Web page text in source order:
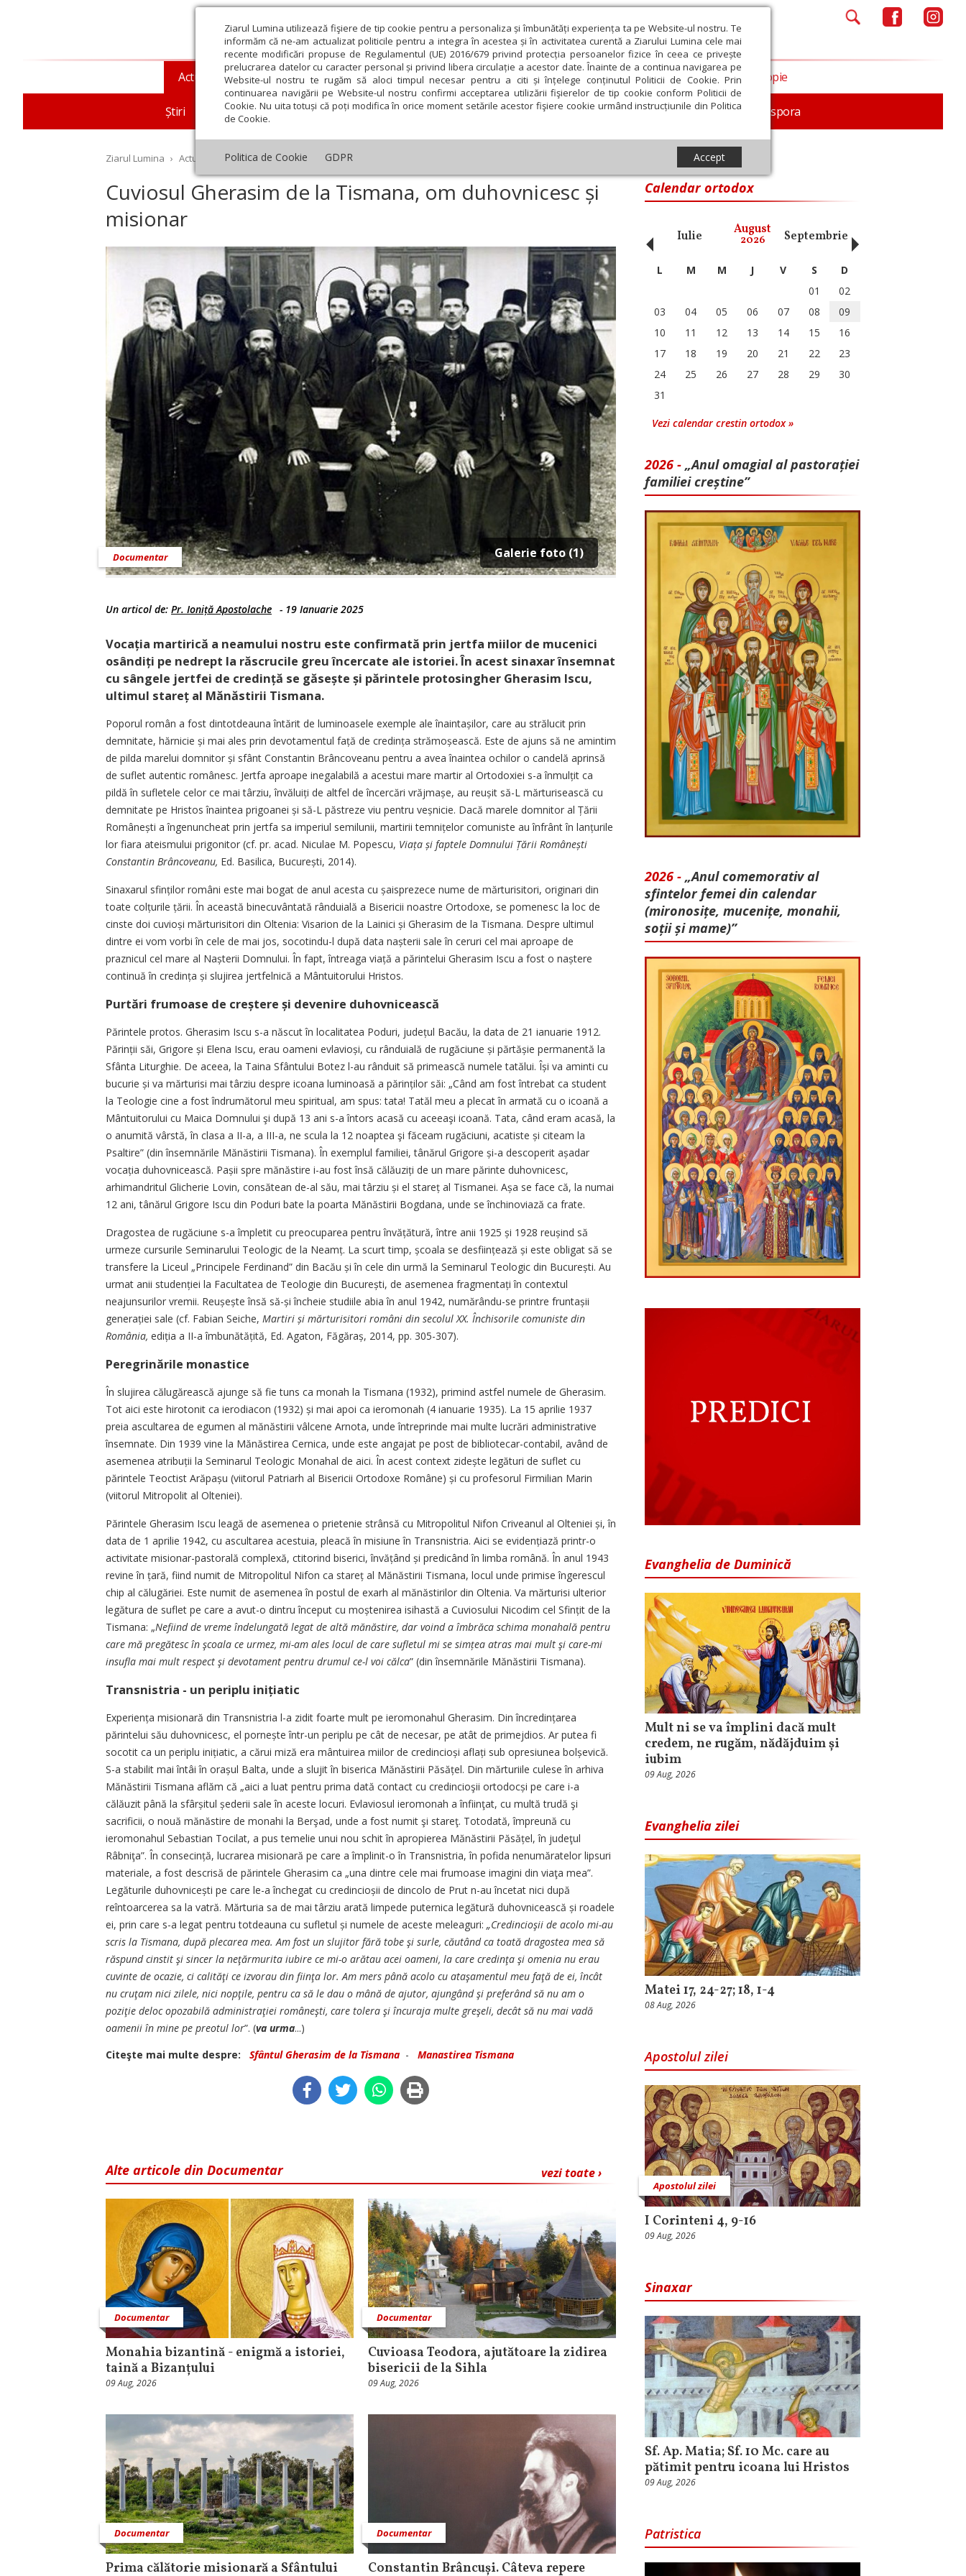
Ziarul Lumina utilizează fişiere de tip cookie pentru a personaliza și îmbunătăți experiența ta pe Website-ul nostru. Te
informăm că ne-am actualizat politicile pentru a integra în acestea și în activitatea curentă a Ziarului Lumina cele mai
recente modificări propuse de Regulamentul (UE) 2016/679 privind protecția persoanelor fizice în ceea ce privește
prelucrarea datelor cu caracter personal și privind libera circulație a acestor date. Înainte de a continua navigarea pe
Website-ul nostru te rugăm să aloci timpul necesar pentru a citi și înțelege conținutul Politicii de Cookie. Prin
continuarea navigării pe Website-ul nostru confirmi acceptarea utilizării fişierelor de tip cookie conform Politicii de
Cookie. Nu uita totuși că poți modifica în orice moment setările acestor fişiere cookie urmând instrucțiunile din Politica
de Cookie.
Politica de Cookie GDPR Accept
Actualitate religioasă
Știri Mesaje și cuvântări An omagial Comunicate de presă Documentar In memoriam Diaspora
Teologie și spiritualitate Educaţie și Cultură Societate Opinii Filantropie
Ziarul Lumina › Actualitate religioasă › Documentar › Cuviosul Gherasim de la Tismana, om duhovnicesc și misionar
Cuviosul Gherasim de la Tismana, om duhovnicesc și
misionar
Galerie foto (1)
Documentar
Un articol de: Pr. Ioniță Apostolache - 19 Ianuarie 2025
Vocația martirică a neamului nostru este confirmată prin jertfa miilor de mucenici
osândiți pe nedrept la răscrucile greu încercate ale istoriei. În acest sinaxar însemnat
cu sângele jertfei de credință se găsește și părintele protosingher Gherasim Iscu,
ultimul stareț al Mănăstirii Tismana.
Poporul român a fost dintotdeauna întărit de luminoasele exemple ale înainta­șilor, care au strălucit prin
demnitate, hărnicie și mai ales prin devotamentul față de credința stră­moșească. Este de ajuns să ne amintim
de pilda marelui domnitor și sfânt Constantin Brâncoveanu pentru a avea înaintea ochilor o candelă aprinsă
de suflet autentic românesc. Jertfa aproape inegalabilă a acestui mare martir al Ortodoxiei s-a înmulțit ca
pildă în sufletele celor ce mai târziu, învăluiți de altfel de încercări vrăjmașe, au reușit să-L mărturisească cu
demnitate pe Hristos înaintea prigoanei și să-L păstreze viu pentru veș­nicie. Dacă marele domnitor al Țării
Românești a îngenuncheat prin jertfa sa imperiul semilunii, martirii temni­țelor comuniste au înfrânt în lanțurile
lor fiara ateismului prigonitor (cf. pr. acad. Niculae M. Popescu, Viața și faptele Domnului Țării Românești
Constantin Brâncoveanu, Ed. Basilica, București, 2014).
Sinaxarul sfinților români este mai bogat de anul acesta cu șaisprezece nume de mărturisitori, originari din
toate colțurile țării. În această binecuvântată rânduială a Bisericii noastre Ortodoxe, se pomenesc la loc de
cinste doi cuvioși mărturisitori din Oltenia: Visarion de la Lainici și Gherasim de la Tismana. Despre ultimul
dintre ei vom vorbi în cele de mai jos, socotindu-l după data nașterii sale în ceruri cel mai aproape de
praznicul cel mare al Nașterii Domnului. În fapt, întreaga viață a părintelui Gherasim Iscu a fost o naștere
continuă în credința și slujirea jertfelnică a Mântuitorului Hristos.
Purtări frumoase de creștere și devenire duhovnicească
Părintele protos. Gherasim Iscu s-a născut în localitatea Poduri, județul Bacău, la data de 21 ianuarie 1912.
Părinții săi, Grigore și Elena Iscu, erau oameni evlavioși, cu rânduială de rugăciune și părtășie permanentă la
Sfânta Liturghie. De aceea, la Taina Sfântului Botez l-au rânduit să primească numele tatălui. Își va aminti cu
bucurie și va mărturisi mai târziu despre icoana luminoasă a părinților săi: „Când am fost întrebat ca student
la Teologie cine a fost îndrumătorul meu spiritual, am spus: tata! Tatăl meu a plecat în armată cu o icoană a
Mântuitorului cu Maica Domnului şi după 13 ani s-a întors acasă cu aceeaşi icoană. Tata, când eram acasă, la
o anumită vârstă, în clasa a II-a, a III-a, ne scula la 12 noaptea şi făceam rugăciuni, acatiste și citeam la
Psaltire” (din însemnările Mănăstirii Tismana). În exemplul familiei, tânărul Grigore și-a descoperit așadar
vocația duhovnicească. Pașii spre mănăstire i-au fost însă călăuziți de un mare părinte duhovnicesc,
arhimandritul Glicherie Lovin, consătean de-al său, mai târziu și el stareț al Tismanei. Așa se face că, la numai
12 ani, tânărul Grigore Iscu din Poduri bate la poarta Mănăstirii Bogdana, unde se închinoviază ca frate.
Dragostea de rugăciune s-a împletit cu preocuparea pentru învățătură, între anii 1925 și 1928 reușind să
urmeze cursurile Seminarului Teologic de la Neamț. La scurt timp, școala se desfiin­țează și este obligat să se
transfere la Liceul „Principele Ferdinand” din Bacău și în cele din urmă la Seminarul Teologic din Bucu­rești. Au
urmat anii stu­denției la Facultatea de Teologie din Bucu­rești, de asemenea frag­men­tați în contextul
neajunsurilor vremii. Reușește însă să-și încheie studiile abia în anul 1942, numărându-se printre fruntașii
gene­rației sale (cf. Fabian Seiche, Martiri și mărturisitori români din secolul XX. Închisorile comuniste din
România, ediția a II-a îmbu­nătățită, Ed. Agaton, Făgăraș, 2014, pp. 305-307).
Peregrinările monastice
În slujirea călugărească ajunge să fie tuns ca monah la Tismana (1932), primind astfel numele de Gherasim.
Tot aici este hirotonit ca ierodiacon (1932) și mai apoi ca ieromonah (4 ianuarie 1935). La 15 aprilie 1937
preia ascultarea de egumen al mănăstirii vâlcene Arnota, unde întreprinde mai multe lucrări administrative
însemnate. Din 1939 vine la Mănăstirea Cernica, unde este angajat pe post de bibliotecar-contabil, având de
asemenea atribuții la Seminarul Teologic Monahal de aici. În acest context zidește legături de suflet cu
părintele Teoctist Arăpașu (viitorul Patriarh al Bisericii Ortodoxe Române) și cu profesorul Firmilian Marin
(viitorul Mitropolit al Olteniei).
Părintele Gherasim Iscu leagă de asemenea o prietenie strânsă cu Mitropolitul Nifon Criveanul al Olteniei și, în
data de 1 aprilie 1942, cu ascultarea acestuia, pleacă în misiune în Transnistria. Aici se evidențiază printr-o
activitate misionar-pastorală complexă, ctitorind biserici, învățând și predicând în limba română. În anul 1943
revine în țară, fiind numit de Mitropolitul Nifon ca stareț al Mănăstirii Tismana, locul unde primise îngerescul
chip al călugăriei. Este numit de ­asemenea în postul de exarh al mănăstirilor din Oltenia. Va mărturisi ulterior
legătura de suflet pe care a avut-o dintru început cu moște­nirea isihastă a Cuviosului Nicodim cel Sfințit de la
Tismana: „Nefiind de vreme îndelungată legat de altă mănăstire, dar voind a îmbrăca schima monahală pentru
care mă pregătesc în şcoala ce urmez, mi-am ales locul de care sufletul mi se simțea atras mai mult şi care-mi
insufla mai mult respect şi devotament pentru drumul ce-l voi călca” (din însemnările ­Mănăstirii Tismana).
Transnistria - un periplu inițiatic
Experiența misionară din Transnistria l-a zidit foarte mult pe ieromonahul Gherasim. Din încredințarea
părintelui său duhovnicesc, el pornește într-un periplu pe cât de necesar, pe atât de primejdios. Ar putea fi
socotit ca un periplu inițiatic, a cărui miză era mântuirea miilor de credincioși aflați sub opresiunea bolșevică.
S-a stabilit mai întâi în orașul Balta, unde a slujit în biserica Mănăstirii Păsățel. Din mărturiile culese în arhiva
Mănăstirii Tismana aflăm că „aici a luat pentru prima dată contact cu credincioşii ortodocși pe care i-a
călăuzit până la sfârșitul șederii sale în aceste locuri. ­Evlaviosul ieromonah a înfiinţat, cu multă trudă şi
sacrificii, o nouă mănăstire de monahi la ­Berşad, unde a fost numit şi stareţ. Totodată, împreună cu
ieromonahul Sebastian Tocilat, a pus temelie unui nou schit în apropierea Mănăstirii Păsățel, în judeţul
Râbniţa”. În consecință, lucrarea misionară pe care a împlinit-o în Transnistria, în pofida nenumăratelor lipsuri
materiale, a fost descrisă de părintele Gherasim ca „una dintre cele mai frumoase ima­gini din viaţa mea”.
Legăturile duhovnicești pe care le-a închegat cu credincioșii de dincolo de Prut n-au încetat nici după
reîntoarcerea sa la vatră. Mărturia sa de mai târziu arată limpede puternica legătură duhovnicească și roadele
ei, prin care s-a legat pentru totdeauna cu sufletul și numele de aceste meleaguri: „Credincioşii de acolo mi-au
scris la Tismana, după plecarea mea. Am fost un slujitor fără tobe şi surle, căutând ca toată dragostea mea să
răspund cinstit şi sincer la neţărmurita iubire ce mi-o arătau acei oameni, la care credinţa şi omenia nu erau
cuvinte de ocazie, ci calităţi ce izvorau din fiinţa lor. Am mers până acolo cu ataşamentul meu faţă de ei, încât
nu cruţam nici zilele, nici nopţile, pentru ca să le dau o mână de ajutor, ajungând şi preferând să nu am o
poziţie deloc opozabilă administraţiei româneşti, care tolera şi încuraja multe greşeli, decât să nu mai vadă
oamenii în mine pe preotul lor”. (va urma...)
Citeşte mai multe despre:
Sfântul Gherasim de la Tismana - Manastirea Tismana
vezi toate ›
Alte articole din Documentar
Documentar
Monahia bizantină - enigmă a istoriei,
taină a Bizanțului
09 Aug, 2026
Documentar
Cuvioasa Teodora, ajutătoare la zidirea
bisericii de la Sihla
09 Aug, 2026
Documentar
Prima călătorie misionară a Sfântului
Documentar
Constantin Brâncuși. Câteva repere
Calendar ortodox
Iulie August
2026 Septembrie Octombrie
‹ L M M J V S
D
01
02
03
04 05 06 07 08
09
10
11 12 13 14 15
16
17
18 19 20 21 22
23
24
25 26 27 28 29
30
31
Vezi calendar crestin ortodox »
2026 - „Anul omagial al pastorației
familiei creștine”
2026 - „Anul comemorativ al
sfintelor femei din calendar
(mironosițe, mu­cenițe, monahii,
soții și mame)”
Evanghelia de Duminică
Mult ni se va împlini dacă mult
credem, ne rugăm, nădăjduim și
iubim
09 Aug, 2026
Evanghelia zilei
Matei 17, 24-27; 18, 1-4
08 Aug, 2026
Apostolul zilei
Apostolul zilei
I Corinteni 4, 9-16
09 Aug, 2026
Sinaxar
Sf. Ap. Matia; Sf. 10 Mc. care au
pătimit pentru icoana lui Hristos
09 Aug, 2026
Patristica